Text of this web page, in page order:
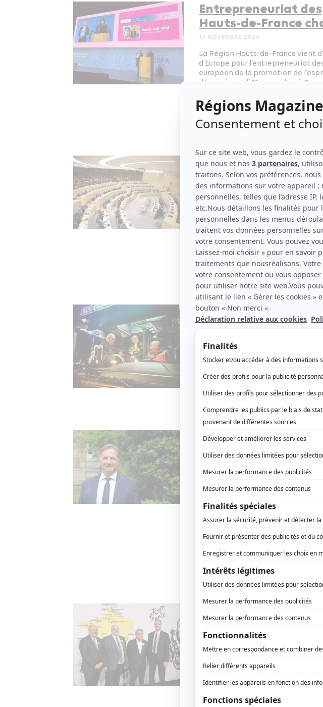
Entrepreneuriat des
Hauts-de-France
17 NOVEMBRE 2025
La Région Hauts-de-France vient
d’Europe pour l’entrepreneuriat
européen de la promotion de
décerné mardi 11 novembre à
initiatives les plus innovantes
Développement économique - formation
Une commission de
nationale vote la
CESER !
27 MARS 2025
Une bombe a éclaté ce lundi 24
économiques, sociaux et
une commission spéciale de
simplement voté leur suppression
Développement économique - formation
Des Régions
et la fiabilité des
Après l’accident en Centre-Val de
conducteurs de cars scolaires ont
stupéfiants.
Transports – mobilités
Face aux attaques,
son rôle dans la
barrage de la part d’un certain
droite, leur reprochant leur action,
C’est notamment le cas de
maîtrise de l’énergie (ADEME),
milliards et un effectif de 1.100
question de l’efficacité de la
Environnement
le Tour de France
14 NOVEMBRE 2024
En juillet 2025, Lille et la Région
le grand départ et trois étapes du
Tourisme – culture – sport Hauts-